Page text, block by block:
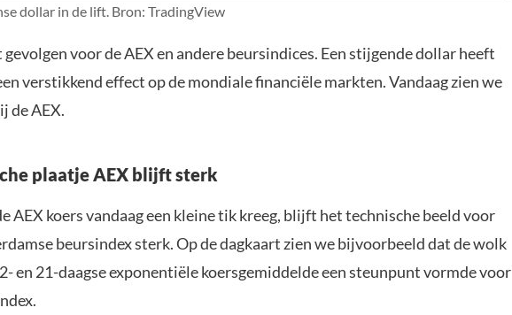
dollar in de lift. Bron: TradingView
voor de AEX en andere beursindices. Een stijgende dollar heeft
verstikkend effect op de mondiale financiële markten. Vandaag zien we
de AEX.
plaatje AEX blijft sterk
AEX koers vandaag een kleine tik kreeg, blijft het technische beeld voor
beursindex sterk. Op de dagkaart zien we bijvoorbeeld dat de wolk
en 21-daagse exponentiële koersgemiddelde een steunpunt vormde voor